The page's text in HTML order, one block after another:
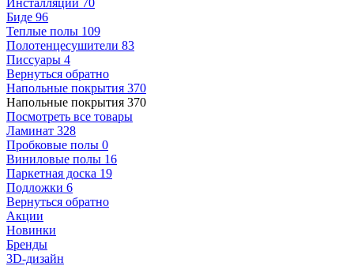
Инсталляции 70
Биде 96
Теплые полы 109
Полотенцесушители 83
Писсуары 4
Вернуться обратно
Напольные покрытия 370
Напольные покрытия 370
Посмотреть все товары
Ламинат 328
Пробковые полы 0
Виниловые полы 16
Паркетная доска 19
Подложки 6
Вернуться обратно
Акции
Новинки
Бренды
3D-дизайн